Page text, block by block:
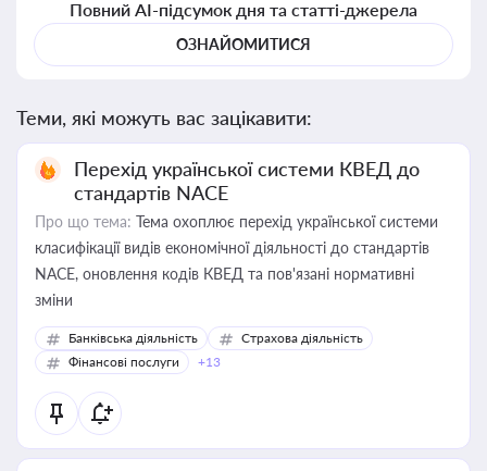
Повний AI-підсумок дня та статті-джерела
ОЗНАЙОМИТИСЯ
Теми, які можуть вас зацікавити:
Перехід української системи КВЕД до
стандартів NACE
Про що тема: Тема охоплює перехід української системи
класифікації видів економічної діяльності до стандартів
NACE, оновлення кодів КВЕД та пов'язані нормативні
зміни
Банківська діяльність
Страхова діяльність
Фінансові послуги
+13